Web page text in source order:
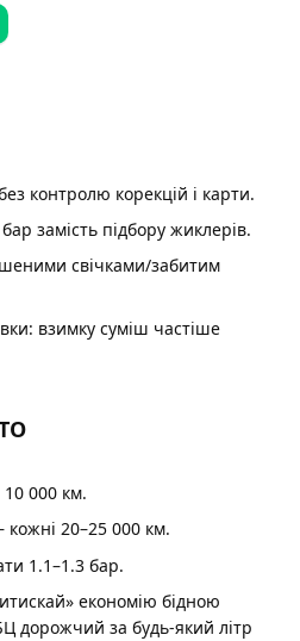
контролю корекцій і карти.
замість підбору жиклерів.
свічками/забитим
взимку суміш частіше
000 км.
20–25 000 км.
1.1–1.3 бар.
економію бідною
за будь-який літр